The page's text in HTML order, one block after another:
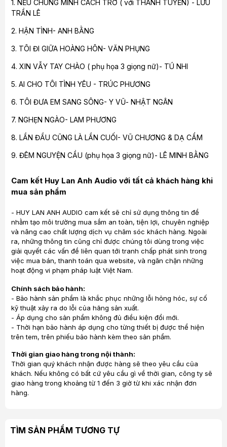
1. NẾU CHÚNG MÌNH CÁCH TRỞ ( với THANH TUYỀN) - LƯU
TRẦN LÊ
2. HẬN TÌNH- ANH BẰNG
3. TÔI ĐI GIỮA HOÀNG HÔN- VĂN PHỤNG
4. XIN VẪY TAY CHÀO ( phụ họa 3 giọng nữ)- TÚ NHI
5. AI CHO TÔI TÌNH YÊU - TRÚC PHƯƠNG
6. TÔI ĐƯA EM SANG SÔNG- Y VŨ- NHẬT NGÂN
7. NGHẸN NGÀO- LAM PHƯƠNG
8. LẦN ĐẦU CŨNG LÀ LẦN CUỐI- VŨ CHƯƠNG & DẠ CẨM
9. ĐÊM NGUYỆN CẦU (phụ họa 3 giọng nữ)- LÊ MINH BẰNG
Cam kết Huy Lan Anh Audio với tất cả khách hàng khi
mua sản phẩm
- HUY LAN ANH AUDIO cam kết sẽ chỉ sử dụng thông tin để
nhằm tạo môi trường mua sắm an toàn, tiện lợi, chuyên nghiệp
và nâng cao chất lượng dịch vụ chăm sóc khách hàng. Ngoài
ra, những thông tin cũng chỉ được chúng tôi dùng trong việc
giải quyết các vấn đề liên quan tới tranh chấp phát sinh trong
việc mua bán, thanh toán qua website, và ngăn chặn những
hoạt động vi phạm pháp luật Việt Nam.
Chính sách bảo hành:
- Bảo hành sản phẩm là khắc phục những lỗi hỏng hóc, sự cố
kỹ thuật xảy ra do lỗi của hãng sản xuất.
- Áp dụng cho sản phẩm không đủ điều kiện đổi mới.
- Thời hạn bảo hành áp dụng cho từng thiết bị được thể hiện
trên tem, trên phiếu bảo hành kèm theo sản phẩm.
Thời gian giao hàng trong nội thành:
Thời gian quý khách nhận được hàng sẽ theo yêu cầu của
khách. Nếu không có bất cứ yêu cầu gì về thời gian, công ty sẽ
giao hàng trong khoảng từ 1 đến 3 giờ từ khi xác nhận đơn
hàng.
TÌM SẢN PHẨM TƯƠNG TỰ